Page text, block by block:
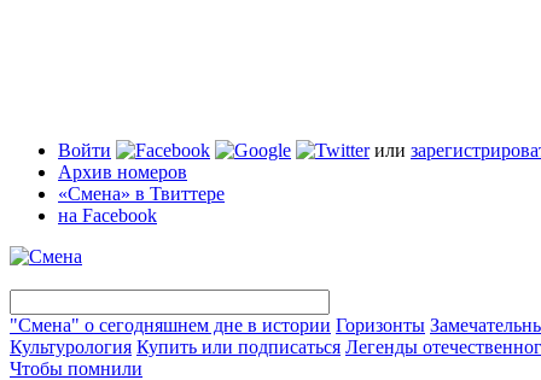
Войти или
Архив номеров
«Смена» в Твиттере
на Facebook
"Смена" о сегодняшнем дне в истории Горизонты
Культурология Купить или подписаться Легенды
Чтобы помнили